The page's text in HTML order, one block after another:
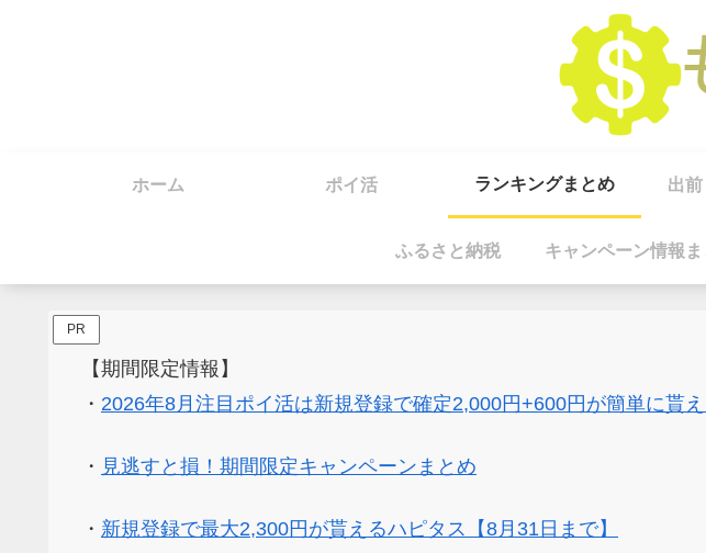
ホーム ポイ活 ランキングまとめ 出
ふるさと納税 キャンペーン情報
PR
【期間限定情報】
・ 2026年8月注目ポイ活は新規登録で確定2,000円+600円が簡単に貰
・ 見逃すと損！期間限定キャンペーンまとめ
・ 新規登録で最大2,300円が貰えるハピタス【8月31日まで】